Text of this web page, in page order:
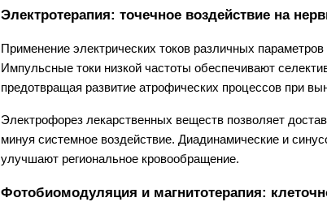
Электротерапия: точечное воздействие на
Применение электрических токов различных
Импульсные токи низкой частоты обеспечивают
предотвращая развитие атрофических процессов при
Электрофорез лекарственных веществ позволяет
минуя системное воздействие. Диадинамические и
улучшают региональное кровообращение.
Фотобиомодуляция и магнитотерапия: